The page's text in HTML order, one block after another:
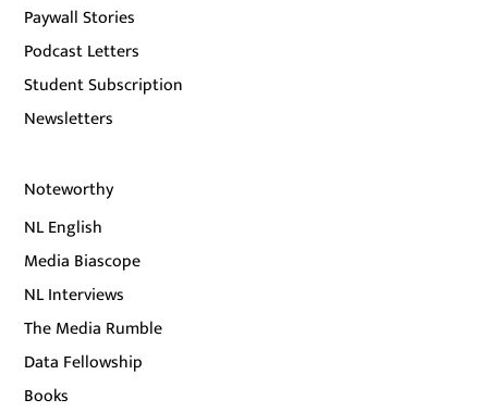
Paywall Stories
Podcast Letters
Student Subscription
Newsletters
Noteworthy
NL English
Media Biascope
NL Interviews
The Media Rumble
Data Fellowship
Books